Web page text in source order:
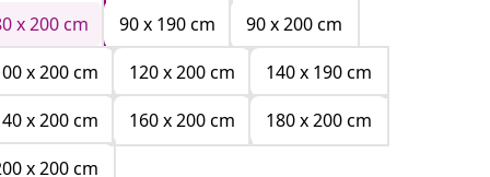
x 200 cm
90 x 190 cm
90 x 200 cm
x 200 cm
120 x 200 cm
140 x 190 cm
x 200 cm
160 x 200 cm
180 x 200 cm
x 200 cm